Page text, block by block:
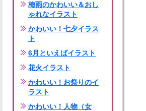
梅雨のかわいい＆おし
ゃれなイラスト
かわいい！七夕イラス
ト
6月といえばイラスト
花火イラスト
かわいい！お祭りのイ
ラスト
かわいい！人物（女